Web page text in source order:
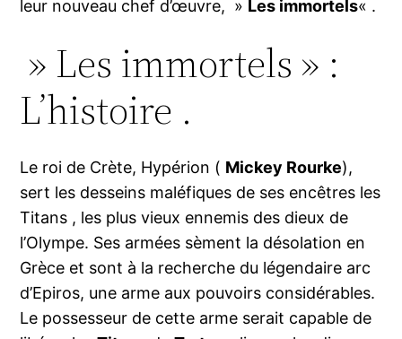
leur nouveau chef d’œuvre, » Les immortels« .
» Les immortels » :
L’histoire .
Le roi de Crète, Hypérion ( Mickey Rourke),
sert les desseins maléfiques de ses encêtres les
Titans , les plus vieux ennemis des dieux de
l’Olympe. Ses armées sèment la désolation en
Grèce et sont à la recherche du légendaire arc
d’Epiros, une arme aux pouvoirs considérables.
Le possesseur de cette arme serait capable de